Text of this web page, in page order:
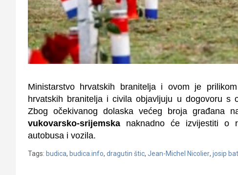
Ministarstvo hrvatskih branitelja i ovom je
hrvatskih branitelja i civila objavljuju u dogovoru s
Zbog očekivanog dolaska većeg broja građana
vukovarsko-srijemska naknadno će izvijestiti o
autobusa i vozila.
Tags: budica, budica.info, dragutin štic, Jean-Michel Nicolier, josip